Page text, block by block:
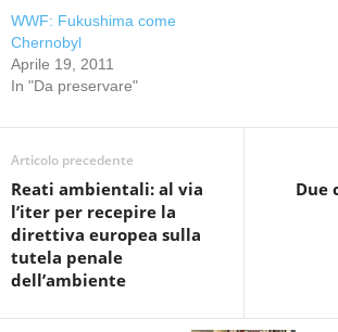
WWF: Fukushima come
Chernobyl
Aprile 19, 2011
In "Da preservare"
Articolo precedente
Reati ambientali: al via
l’iter per recepire la
direttiva europea sulla
tutela penale
dell’ambiente
Due